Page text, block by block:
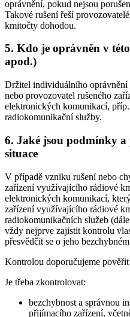
oprávnění, pokud nejsou
Takové rušení řeší
kmitočty dohodou.
5. Kdo je oprávněn v
apod.)
Držitel individuálního
nebo provozovatel rušeného
elektronických komunikací,
radiokomunikační služby.
6. Jaké jsou podmínky
situace
V případě vzniku rušení nebo
zařízení využívajícího rádiové
elektronických komunikací,
zařízení využívajícího rádiové
radiokomunikačních služeb
vždy nejprve zajistit kontrolu
přesvědčit se o jeho
Kontrolou doporučujeme
Je třeba zkontrolovat:
bezchybnost a správnou
přijímacího zařízení,